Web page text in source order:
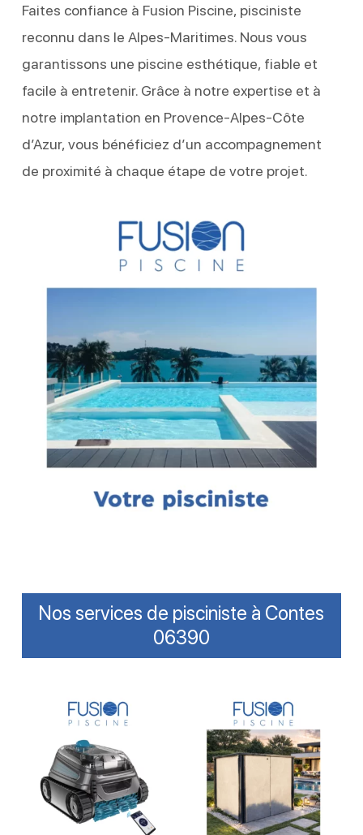
Faites confiance à Fusion Piscine, pisciniste
reconnu dans le Alpes-Maritimes. Nous vous
garantissons une piscine esthétique, fiable et
facile à entretenir. Grâce à notre expertise et à
notre implantation en Provence-Alpes-Côte
d’Azur, vous bénéficiez d’un accompagnement
de proximité à chaque étape de votre projet.
Nos services de pisciniste à Contes
06390